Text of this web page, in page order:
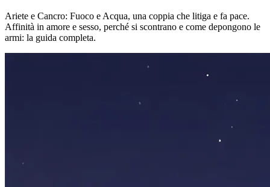
Ariete e Cancro: Fuoco e Acqua, una coppia che litiga e fa pace.
Affinità in amore e sesso, perché si scontrano e come depongono le
armi: la guida completa.